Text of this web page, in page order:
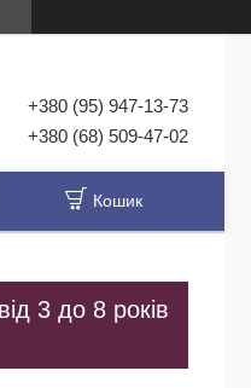
+380 (95) 947-13-73
+380 (68) 509-47-02
Кошик
3 до 8 років